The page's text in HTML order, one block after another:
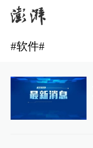
#软件#